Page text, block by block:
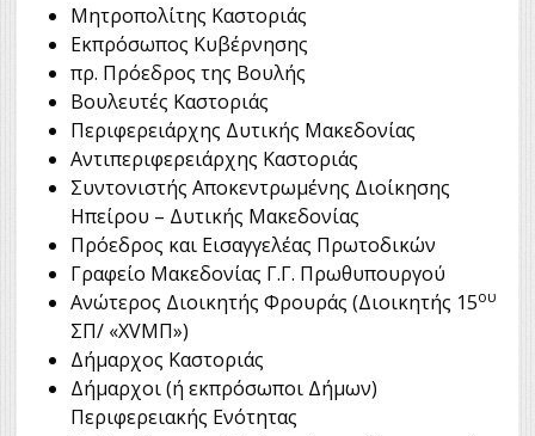
Μητροπολίτης Καστοριάς
Εκπρόσωπος Κυβέρνησης
πρ. Πρόεδρος της Βουλής
Βουλευτές Καστοριάς
Περιφερειάρχης Δυτικής Μακεδονίας
Αντιπεριφερειάρχης Καστοριάς
Συντονιστής Αποκεντρωμένης Διοίκησης
Ηπείρου – Δυτικής Μακεδονίας
Πρόεδρος και Εισαγγελέας Πρωτοδικών
Γραφείο Μακεδονίας Γ.Γ. Πρωθυπουργού
Ανώτερος Διοικητής Φρουράς (Διοικητής 15ου
ΣΠ/ «XVΜΠ»)
Δήμαρχος Καστοριάς
Δήμαρχοι (ή εκπρόσωποι Δήμων)
Περιφερειακής Ενότητας